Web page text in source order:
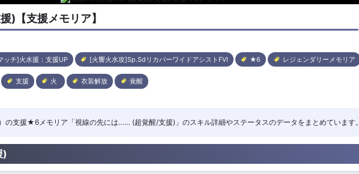
)【支援メモリア】
ッチ]火水援：支援UP [火響火水攻]Sp.SdリカバーワイドアシストFVI ★6 レジェンダリーメモリア
支援 火 衣装解放 覚醒
の支援★6メモリア「視線の先には…… (超覚醒/支援)」のスキル詳細やステータスのデータをまとめています。
)